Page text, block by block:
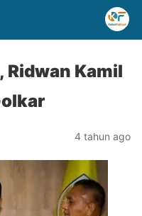
Ridwan Kamil
4 tahun ago